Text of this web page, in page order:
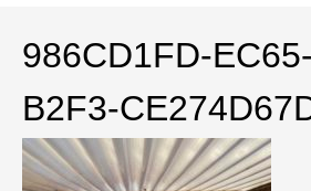
986CD1FD-
B2F3-